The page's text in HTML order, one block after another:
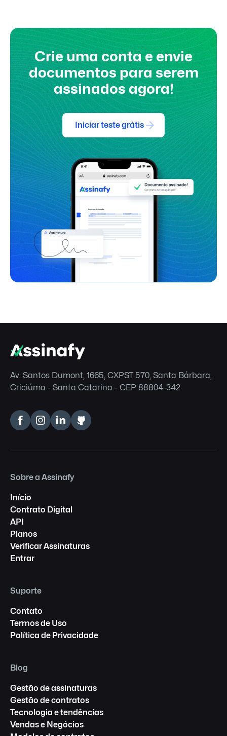
Crie uma conta e envie
documentos para serem
assinados agora!
Iniciar teste grátis
Av. Santos Dumont, 1665, CXPST 570, Santa Bárbara,
Criciúma - Santa Catarina - CEP 88804-342
Sobre a Assinafy
Início
Contrato Digital
API
Planos
Verificar Assinaturas
Entrar
Suporte
Contato
Termos de Uso
Política de Privacidade
Blog
Gestão de assinaturas
Gestão de contratos
Tecnologia e tendências
Vendas e Negócios